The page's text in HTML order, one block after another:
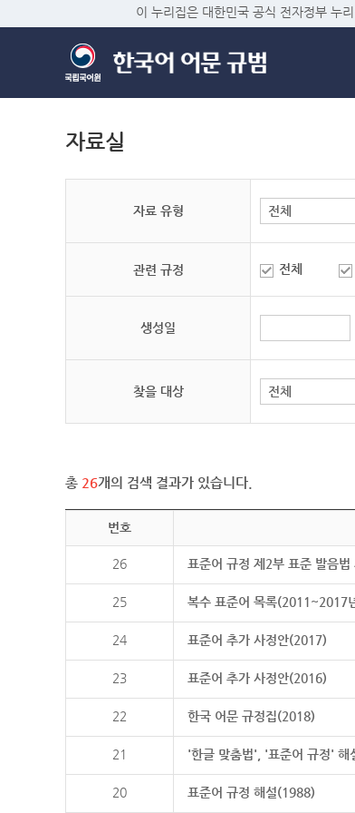
이 누리집은 대한민국 공식 전자정부 누리
자료실
자료 유형
관련 규정 전체
생성일
찾을 대상
총 26개의 검색 결과가 있습니다.
번호
26 표준어 규정 제2부 표준 발음
25 복수 표준어 목록(2011~2017
24 표준어 추가 사정안(2017)
23 표준어 추가 사정안(2016)
22 한국 어문 규정집(2018)
21 '한글 맞춤법', '표준어 규정' 해
20 표준어 규정 해설(1988)